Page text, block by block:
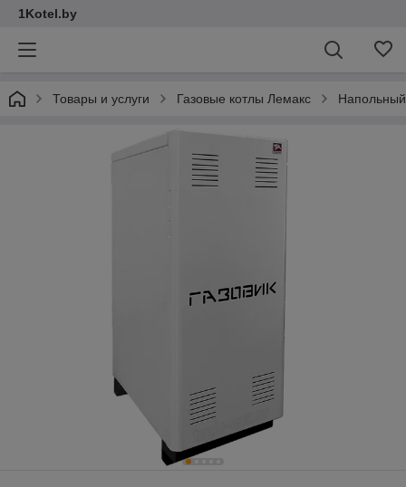
1Kotel.by
Товары и услуги Газовые котлы Лемакс